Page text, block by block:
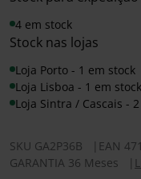
4 em stock
Stock nas lojas
Loja Porto - 1 em stock
Loja Lisboa - 1 em stock
Loja Sintra / Cascais -
SKU GA2P36B EAN
GARANTIA 36 Meses